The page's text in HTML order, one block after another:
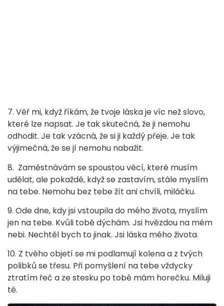
7. Věř mi, když říkám, že tvoje láska je víc než slovo,
které lze napsat. Je tak skutečná, že ji nemohu
odhodit. Je tak vzácná, že si ji každý přeje. Je tak
výjimečná, že se jí nemohu nabažit.
8. Zaměstnávám se spoustou věcí, které musím
udělat, ale pokaždé, když se zastavím, stále myslím
na tebe. Nemohu bez tebe žít ani chvíli, miláčku.
9. Ode dne, kdy jsi vstoupila do mého života, myslím
jen na tebe. Kvůli tobě dýchám. Jsi hvězdou na mém
nebi. Nechtěl bych to jinak. Jsi láska mého života.
10. Z tvého objetí se mi podlamují kolena a z tvých
polibků se třesu. Při pomyšlení na tebe vždycky
ztratím řeč a ze stesku po tobě mám horečku. Miluji
tě.